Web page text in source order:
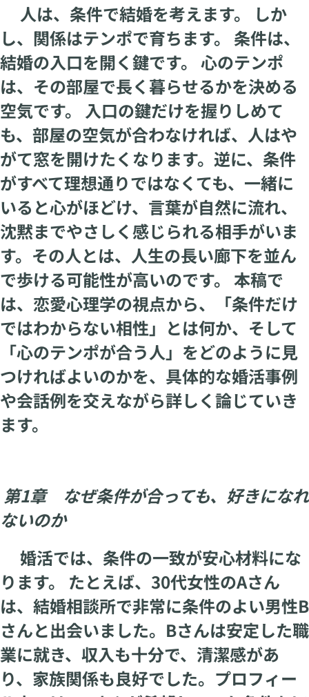
人は、条件で結婚を考えます。 しか
し、関係はテンポで育ちます。 条件は、
結婚の入口を開く鍵です。 心のテンポ
は、その部屋で長く暮らせるかを決める
空気です。 入口の鍵だけを握りしめて
も、部屋の空気が合わなければ、人はや
がて窓を開けたくなります。逆に、条件
がすべて理想通りではなくても、一緒に
いると心がほどけ、言葉が自然に流れ、
沈黙までやさしく感じられる相手がいま
す。その人とは、人生の長い廊下を並ん
で歩ける可能性が高いのです。 本稿で
は、恋愛心理学の視点から、「条件だけ
ではわからない相性」とは何か、そして
「心のテンポが合う人」をどのように見
つければよいのかを、具体的な婚活事例
や会話例を交えながら詳しく論じていき
ます。
第1章 なぜ条件が合っても、好きになれ
ないのか
婚活では、条件の一致が安心材料にな
ります。 たとえば、30代女性のAさん
は、結婚相談所で非常に条件のよい男性B
さんと出会いました。Bさんは安定した職
業に就き、収入も十分で、清潔感があ
り、家族関係も良好でした。プロフィー